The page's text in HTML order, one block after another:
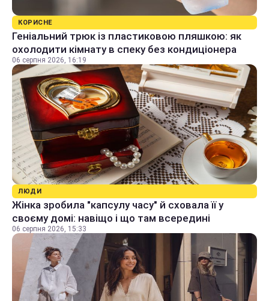
КОРИСНЕ
Геніальний трюк із пластиковою пляшкою: як
охолодити кімнату в спеку без кондиціонера
06 серпня 2026, 16:19
ЛЮДИ
Жінка зробила "капсулу часу" й сховала її у
своєму домі: навіщо і що там всередині
06 серпня 2026, 15:33